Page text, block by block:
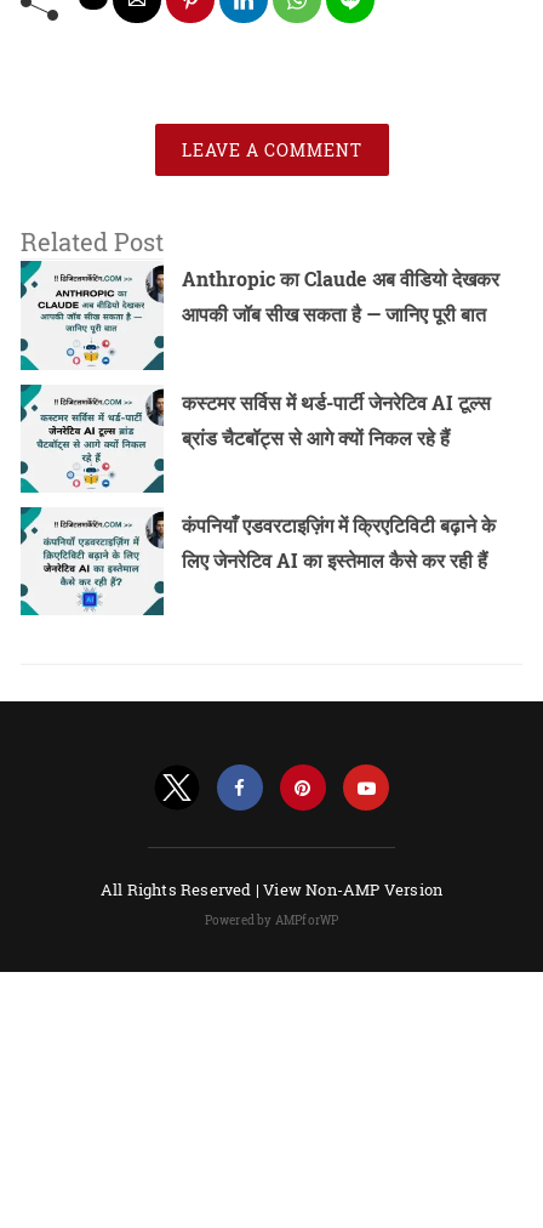
LEAVE A COMMENT
Related Post
Anthropic का Claude अब वीडियो देखकर
आपकी जॉब सीख सकता है — जानिए पूरी बात
कस्टमर सर्विस में थर्ड-पार्टी जेनरेटिव AI टूल्स
ब्रांड चैटबॉट्स से आगे क्यों निकल रहे हैं
कंपनियाँ एडवरटाइज़िंग में क्रिएटिविटी बढ़ाने के
लिए जेनरेटिव AI का इस्तेमाल कैसे कर रही हैं
All Rights Reserved |View Non-AMP Version
Powered by AMPforWP